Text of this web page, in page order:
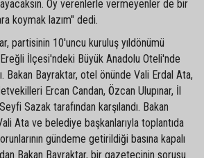
Oy verenlerle vermeyenler de bir
koymak lazım" dedi.
partisinin 10'uncu kuruluş yıldönümü
İlçesi'ndeki Büyük Anadolu Oteli'nde
Bakan Bayraktar, otel önünde Vali Erdal Ata,
Ercan Candan, Özcan Ulupınar, İl
Sazak tarafından karşılandı. Bakan
Ata ve belediye başkanlarıyla toplantıda
gündeme getirildiği basına kapalı
Bakan Bayraktar, bir gazetecinin sorusu